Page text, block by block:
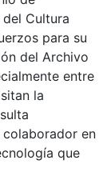
Cultura
para su
del Archivo
entre
la
colaborador en
que